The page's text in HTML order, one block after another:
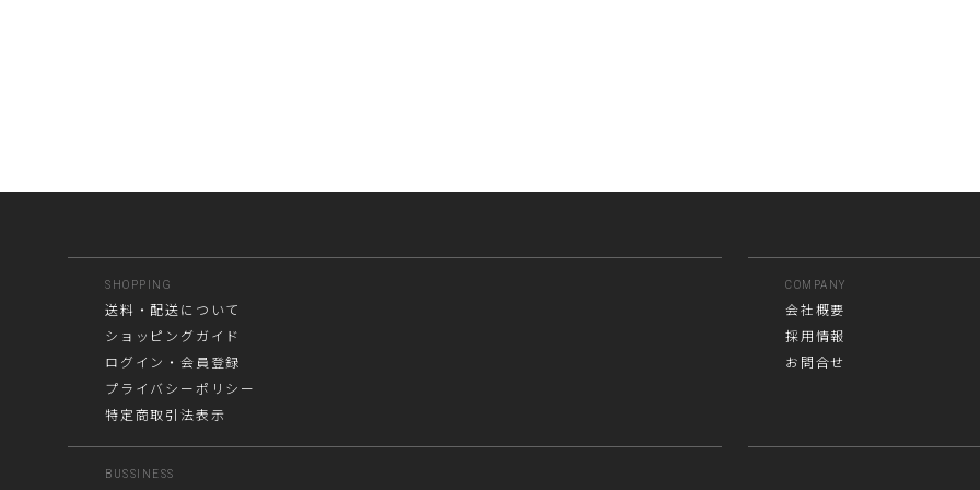
SHOPPING
送料・配送について
ショッピングガイド
ログイン・会員登録
プライバシーポリシー
特定商取引法表示
BUSSINESS
COMPANY
会社概要
採用情報
お問合せ